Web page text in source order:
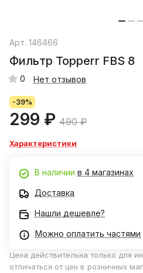
Арт. 146466
Фильтр Topperr FBS 8
0 Нет отзывов
-39%
299 ₽ 490 ₽
Характеристики
В наличии в 4 магазинах
Доставка
Нашли дешевле?
Можно оплатить частями
Цена действительна только для
отличаться от цен в розничных